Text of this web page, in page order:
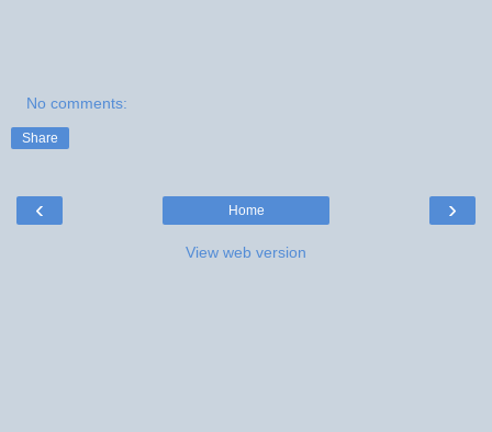
No comments:
Share
‹ ›
Home
View web version